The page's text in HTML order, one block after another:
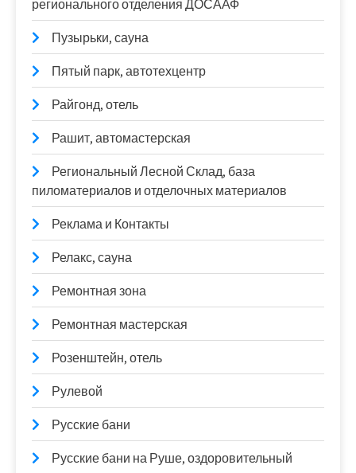
регионального отделения ДОСААФ
Пузырьки, сауна
Пятый парк, автотехцентр
Райгонд, отель
Рашит, автомастерская
Региональный Лесной Склад, база
пиломатериалов и отделочных материалов
Реклама и Контакты
Релакс, сауна
Ремонтная зона
Ремонтная мастерская
Розенштейн, отель
Рулевой
Русские бани
Русские бани на Руше, оздоровительный